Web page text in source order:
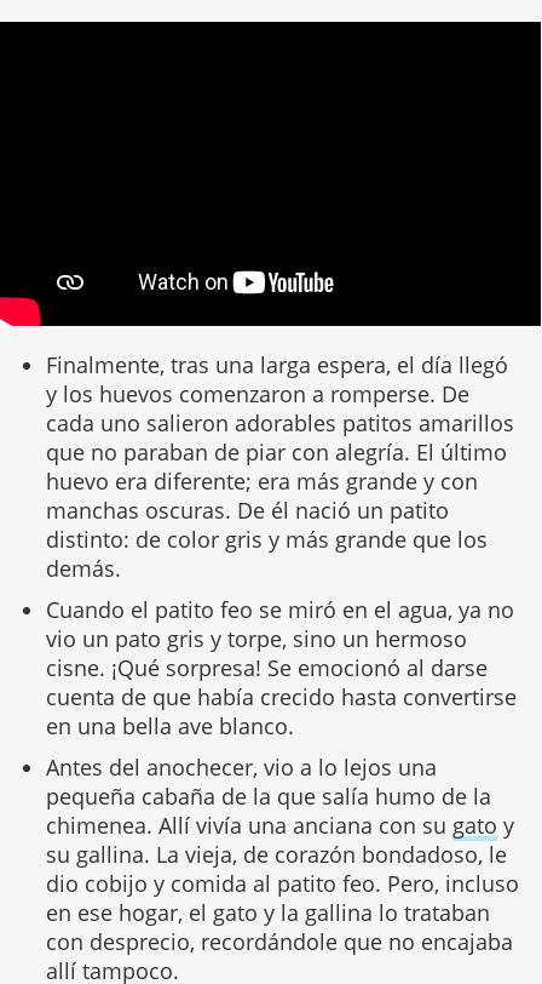
Finalmente, tras una larga espera, el día llegó
y los huevos comenzaron a romperse. De
cada uno salieron adorables patitos amarillos
que no paraban de piar con alegría. El último
huevo era diferente; era más grande y con
manchas oscuras. De él nació un patito
distinto: de color gris y más grande que los
demás.
Cuando el patito feo se miró en el agua, ya no
vio un pato gris y torpe, sino un hermoso
cisne. ¡Qué sorpresa! Se emocionó al darse
cuenta de que había crecido hasta convertirse
en una bella ave blanco.
Antes del anochecer, vio a lo lejos una
pequeña cabaña de la que salía humo de la
chimenea. Allí vivía una anciana con su gato y
su gallina. La vieja, de corazón bondadoso, le
dio cobijo y comida al patito feo. Pero, incluso
en ese hogar, el gato y la gallina lo trataban
con desprecio, recordándole que no encajaba
allí tampoco.